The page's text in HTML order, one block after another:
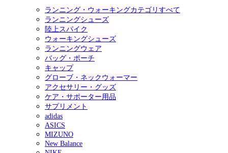
ランニング・ウォーキングカテゴリすべて
ランニングシューズ
陸上スパイク
ウォーキングシューズ
ランニングウェア
バッグ・ポーチ
キャップ
グローブ・ネックウォーマー
アクセサリー・グッズ
ケア・サポーター用品
サプリメント
adidas
ASICS
MIZUNO
New Balance